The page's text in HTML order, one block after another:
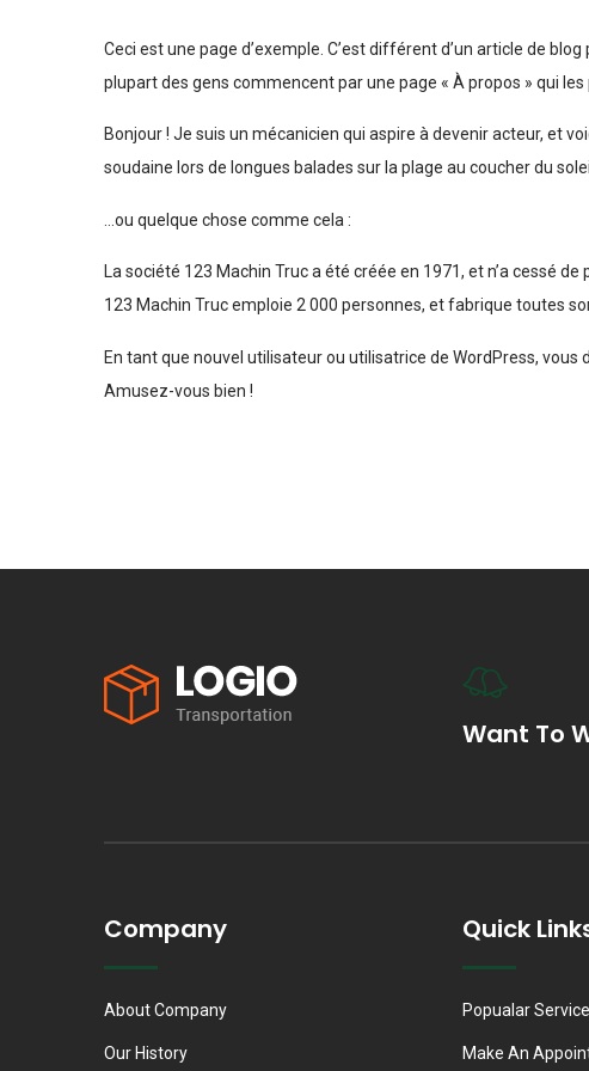
Ceci est une page d’exemple. C’est différent d’un article de
plupart des gens commencent par une page « À propos » qui
Bonjour ! Je suis un mécanicien qui aspire à devenir acteur, et
soudaine lors de longues balades sur la plage au coucher du
…ou quelque chose comme cela :
La société 123 Machin Truc a été créée en 1971, et n’a cessé
123 Machin Truc emploie 2 000 personnes, et fabrique toutes
En tant que nouvel utilisateur ou utilisatrice de WordPress, vous
Amusez-vous bien !
Want To
Company
About Company
Our History
Quick
Popualar
Make An